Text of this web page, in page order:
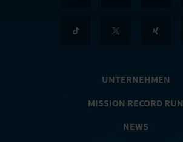
UNTERNEHMEN
MISSION RECORD RUN
NEWS